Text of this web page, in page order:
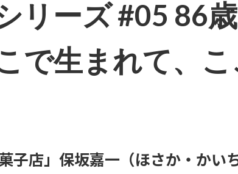
リーズ #05 86
で生まれて、
子店」保坂嘉一（ほさか・かい